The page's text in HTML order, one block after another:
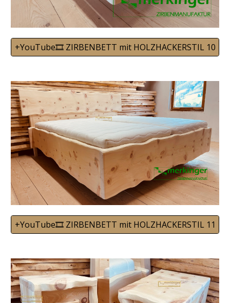
+YouTube🎞️ ZIRBENBETT mit HOLZHACKERSTIL 10
+YouTube🎞️ ZIRBENBETT mit HOLZHACKERSTIL 11